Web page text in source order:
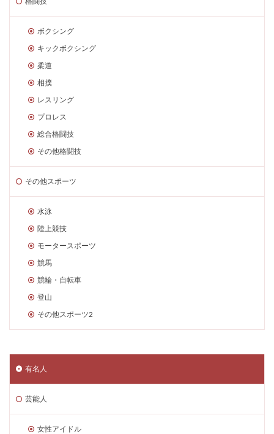
ボクシング
キックボクシング
柔道
相撲
レスリング
プロレス
総合格闘技
その他格闘技
その他スポーツ
水泳
陸上競技
モータースポーツ
競馬
競輪・自転車
登山
その他スポーツ2
有名人
芸能人
女性アイドル